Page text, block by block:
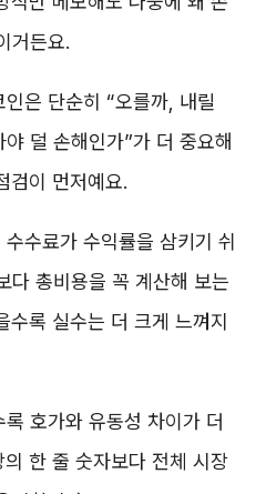
거든요.
은 단순히 “오를까, 내릴
덜 손해인가”가 더 중요해
검이 먼저예요.
수료가 수익률을 삼키기 쉬
다 총비용을 꼭 계산해 보는
록 실수는 더 크게 느껴지
호가와 유동성 차이가 더
한 줄 숫자보다 전체 시장